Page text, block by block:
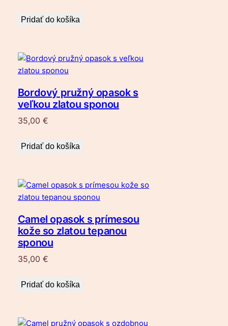
Pridať do košíka
Bordový pružný opasok s
veľkou zlatou sponou
35,00 €
Pridať do košíka
Camel opasok s prímesou
kože so zlatou tepanou
sponou
35,00 €
Pridať do košíka